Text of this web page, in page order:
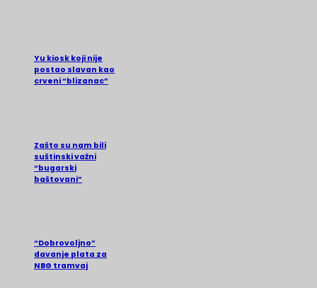
Yu kiosk koji nije
postao slavan kao
crveni “blizanac”
Zašto su nam bili
suštinski važni
“bugarski
baštovani”
“Dobrovoljno”
davanje plata za
NBG tramvaj